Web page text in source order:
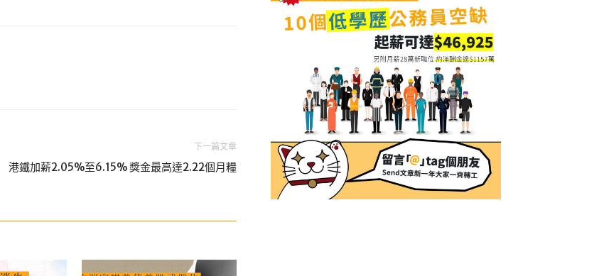
下一篇文章
港鐵加薪2.05%至6.15% 獎金最高達2.22個月糧